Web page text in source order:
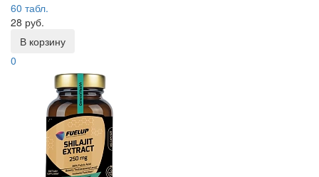
60 табл.
28 руб.
В корзину
0